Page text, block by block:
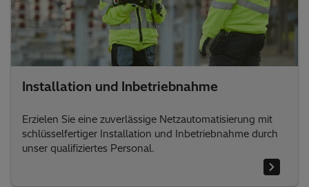
Installation und Inbetriebnahme
Erzielen Sie eine zuverlässige Netzautomatisierung mit
schlüsselfertiger Installation und Inbetriebnahme durch
unser qualifiziertes Personal.